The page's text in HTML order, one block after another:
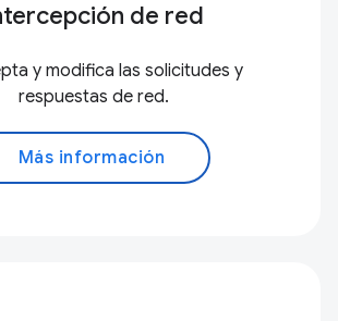
de red
y modifica las solicitudes y
respuestas de red.
Más información